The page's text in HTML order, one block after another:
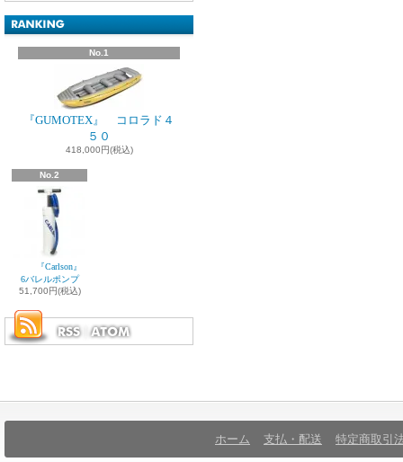
No.1
『GUMOTEX』 コロラド４
５０
418,000円(税込)
No.2
『Carlson』
6バレルポンプ
51,700円(税込)
ホーム 支払・配送 特定商取引